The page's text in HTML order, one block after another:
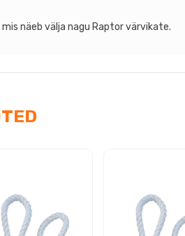
näeb välja nagu Raptor värvikate.